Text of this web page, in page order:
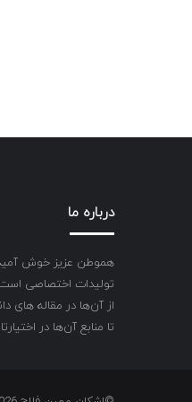
درباره ما
هموطن عزیز خوش
تولیدات اختصاصی
از آن‌ها در مقاله های
تا منابع آن‌ها در